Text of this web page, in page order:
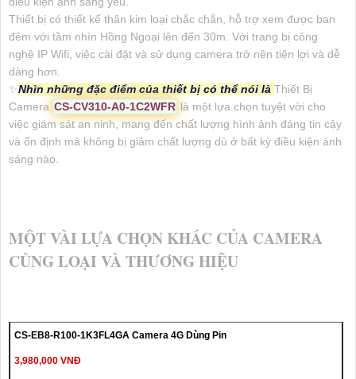
Thiết bị có thiết kế thân kim loại chắc chắn, hỗ trợ xem được ban
đêm với tầm nhìn Hồng Ngoại lên đến 30m. Với trang bị công
nghệ IP Wifi, việc cài đặt và sử dụng camera trở nên tiện lợi và dễ
dàng hơn.
✨Nhìn những đặc điểm của thiết bị có thể nói là Thiết Bị
Camera CS-CV310-A0-1C2WFR là một lựa chọn tuyệt vời cho
việc giám sát an ninh, mang đến chất lượng hình ảnh đáng tin cậy
và ổn định mà không bị giảm chất lượng dù ở bất kỳ điều kiện ánh
sáng nào.
MỘT VÀI LỰA CHỌN KHÁC CỦA CAMERA
CÙNG LOẠI VÀ THƯƠNG HIỆU
CS-EB8-R100-1K3FL4GA Camera 4G Dùng Pin
3,980,000 VNĐ